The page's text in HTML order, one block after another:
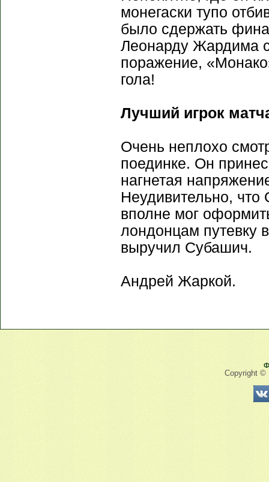
монегаски тупо
было сдержать
Леонарду Жардима
поражение,
гола!
Лучший игрок
Очень неплохо
поединке. Он
нагнетая
Неудивительно,
вполне мог
лондонцам путевку
выручил Субашич.
Андрей Жаркой.
Copyright ©